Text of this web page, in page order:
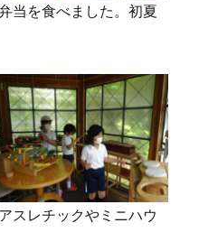
当を食べました。初夏
スレチックやミニハウ